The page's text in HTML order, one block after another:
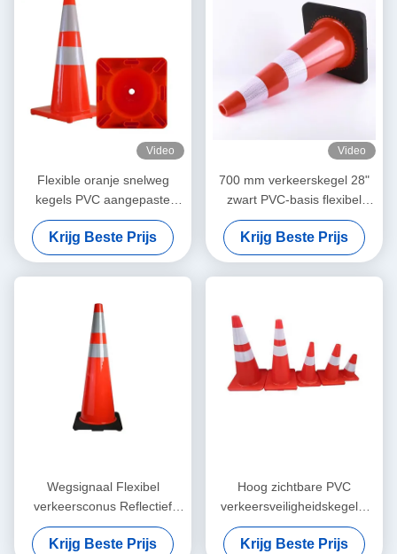
Video
Flexible oranje snelweg
kegels PVC aangepaste
verkeerskegel voor
effectieve waarschuwing
Krijg Beste Prijs
Video
700 mm verkeerskegel 28"
zwart PVC-basis flexibel
wegbouwkegel
Krijg Beste Prijs
Wegsignaal Flexibel
verkeersconus Reflectief
veiligheidsconus
Krijg Beste Prijs
Hoog zichtbare PVC
verkeersveiligheidskegels,
waarschuwingsreflecterende
wegkegels
Krijg Beste Prijs